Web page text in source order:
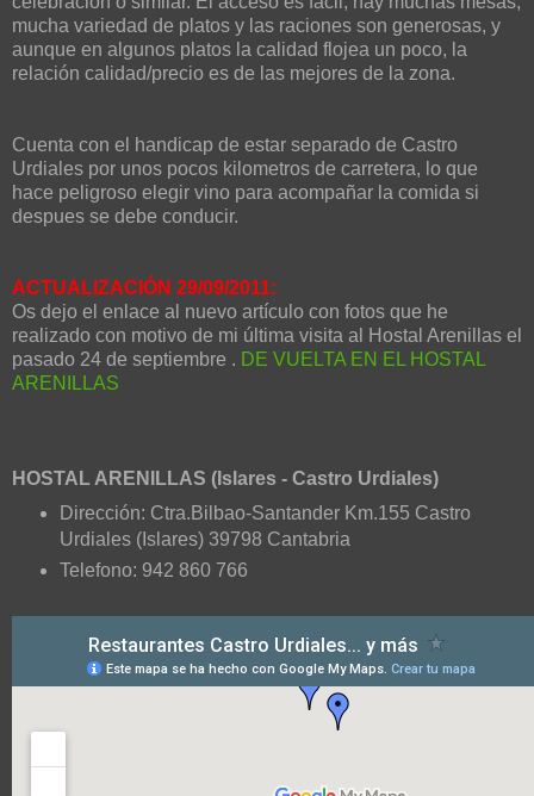
mucha variedad de platos y las raciones son generosas, y
aunque en algunos platos la calidad flojea un poco, la
relación calidad/precio es de las mejores de la zona.
Cuenta con el handicap de estar separado de Castro
Urdiales por unos pocos kilometros de carretera, lo que
hace peligroso elegir vino para acompañar la comida si
despues se debe conducir.
ACTUALIZACIÓN 29/09/2011:
Os dejo el enlace al nuevo artículo con fotos que he
realizado con motivo de mi última visita al Hostal Arenillas el
pasado 24 de septiembre . DE VUELTA EN EL HOSTAL
ARENILLAS
HOSTAL ARENILLAS (Islares - Castro Urdiales)
Dirección: Ctra.Bilbao-Santander Km.155 Castro
Urdiales (Islares) 39798 Cantabria
Telefono: 942 860 766